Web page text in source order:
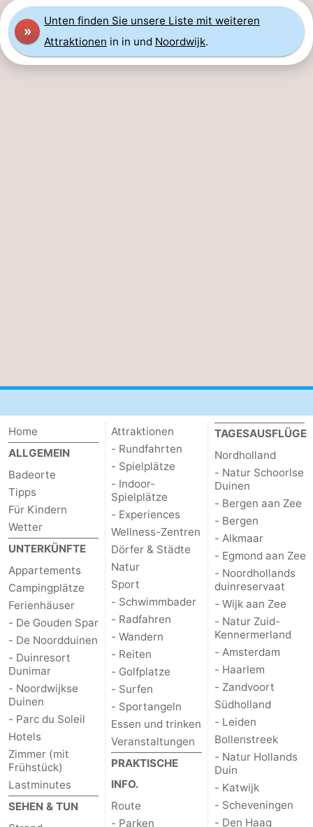
»
Unten finden Sie unsere Liste mit weiteren
Attraktionen in in und Noordwijk.
Home
ALLGEMEIN
Badeorte
Tipps
Für Kindern
Wetter
UNTERKÜNFTE
Appartements
Campingplätze
Ferienhäuser
- De Gouden Spar
- De Noordduinen
- Duinresort
Dunimar
- Noordwijkse
Duinen
- Parc du Soleil
Hotels
Zimmer (mit
Frühstück)
Lastminutes
SEHEN & TUN
Attraktionen
- Rundfahrten
- Spielplätze
- Indoor-
Spielplätze
- Experiences
Wellness-Zentren
Dörfer & Städte
Natur
Sport
- Schwimmbader
- Radfahren
- Wandern
- Reiten
- Golfplatze
- Surfen
- Sportangeln
Essen und trinken
Veranstaltungen
PRAKTISCHE
INFO.
Route
- Parken
TAGESAUSFLÜGE
Nordholland
- Natur Schoorlse
Duinen
- Bergen aan Zee
- Bergen
- Alkmaar
- Egmond aan Zee
- Noordhollands
duinreservaat
- Wijk aan Zee
- Natur Zuid-
Kennermerland
- Amsterdam
- Haarlem
- Zandvoort
Südholland
- Leiden
Bollenstreek
- Natur Hollands
Duin
- Katwijk
- Scheveningen
- Den Haag